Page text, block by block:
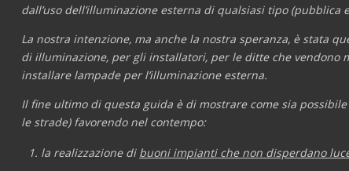
dall’uso dell’illuminazione esterna di qualsiasi tipo (pubblica
La nostra intenzione, ma anche la nostra speranza, è stata
di illuminazione, per gli installatori, per le ditte che vendono
installare lampade per l’illuminazione esterna.
Il fine ultimo di questa guida è di mostrare come sia
le strade) favorendo nel contempo:
la realizzazione di buoni impianti che non disperdano